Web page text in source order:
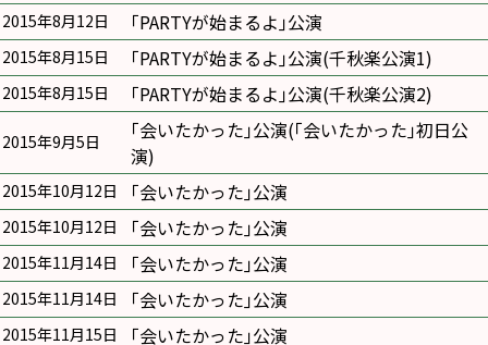
2015年8月12日 ｢PARTYが始まるよ｣公演
2015年8月15日 ｢PARTYが始まるよ｣公演(千秋楽公演1)
2015年8月15日 ｢PARTYが始まるよ｣公演(千秋楽公演2)
2015年9月5日
｢会いたかった｣公演(｢会いたかった｣初日公
演)
2015年10月12日 ｢会いたかった｣公演
2015年10月12日 ｢会いたかった｣公演
2015年11月14日 ｢会いたかった｣公演
2015年11月14日 ｢会いたかった｣公演
2015年11月15日 ｢会いたかった｣公演